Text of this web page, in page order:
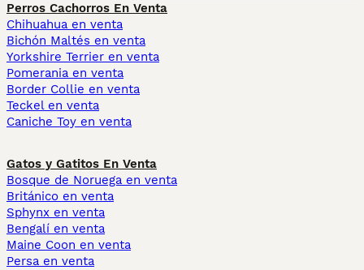
Perros Cachorros En Venta
Chihuahua en venta
Bichón Maltés en venta
Yorkshire Terrier en venta
Pomerania en venta
Border Collie en venta
Teckel en venta
Caniche Toy en venta
Gatos y Gatitos En Venta
Bosque de Noruega en venta
Británico en venta
Sphynx en venta
Bengalí en venta
Maine Coon en venta
Persa en venta